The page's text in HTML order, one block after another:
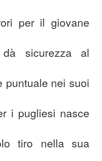
per il giovane
sicurezza al
puntuale nei suoi
i pugliesi nasce
tiro nella sua